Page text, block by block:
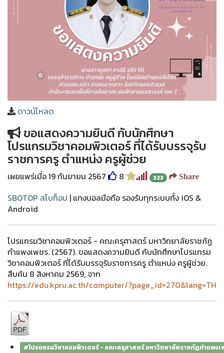
ดาวน์โหลด
ขอแสดงความยินดี กับนักศึกษา
โปรแกรมวิชาคอมพิวเตอร์ ที่ได้รับบรรจุรับ
ราชการครู ตำแหน่ง ครูผู้ช่วย
เผยแพร่เมื่อ 19 กันยายน 2567 8 323 Share
SBOTOP สโบท็อป | แทงบอลมือถือ รองรับทุกระบบทั้ง iOS &
Android
โปรแกรมวิชาคอมพิวเตอร์ - คณะครุศาสตร์ มหาวิทยาลัยราชภัฏ
กำแพงเพชร. (2567). ขอแสดงความยินดี กับนักศึกษาโปรแกรม
วิชาคอมพิวเตอร์ ที่ได้รับบรรจุรับราชการครู ตำแหน่ง ครูผู้ช่วย.
สืบค้น 8 สิงหาคม 2569, จาก
https://edu.kpru.ac.th/computer/?page_id=270&lang=TH
#โปรแกรมวิชาคอมพิวเตอร์ - คณะครุศาสตร์ มหาวิทยาลัยราชภัฏกำแพงเ
❅